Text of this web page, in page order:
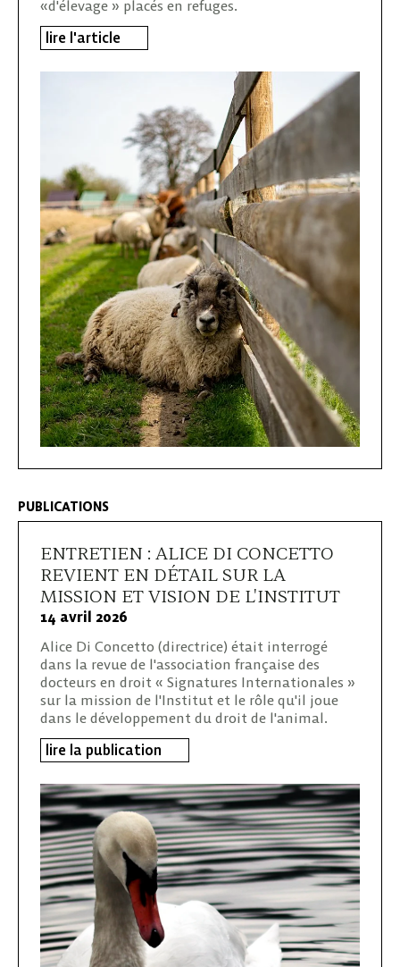
«d'élevage » placés en refuges.
lire l'article
PUBLICATIONS
ENTRETIEN : ALICE DI CONCETTO
REVIENT EN DÉTAIL SUR LA
MISSION ET VISION DE L'INSTITUT
14 avril 2026
Alice Di Concetto (directrice) était interrogé
dans la revue de l'association française des
docteurs en droit « Signatures Internationales »
sur la mission de l'Institut et le rôle qu'il joue
dans le développement du droit de l'animal.
lire la publication